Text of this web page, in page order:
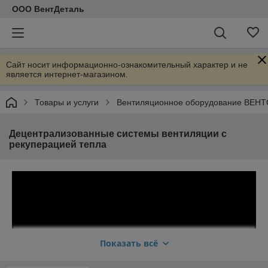
ООО ВентДеталь
Сайт носит информационно-ознакомительный характер и не
является интернет-магазином.
Товары и услуги Вентиляционное оборудование
Децентрализованные системы вентиляции с
рекуперацией тепла
Показать всё